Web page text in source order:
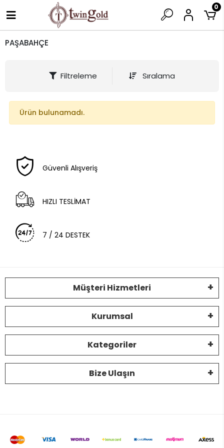
0
PAŞABAHÇE
Filtreleme Sıralama
Ürün bulunamadı.
Güvenli Alışveriş
HIZLI TESLİMAT
7 / 24 DESTEK
Müşteri Hizmetleri
Kurumsal
Kategoriler
Bize Ulaşın